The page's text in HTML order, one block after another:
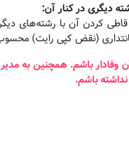
دیگری در کنار آن:
کردن آن با رشته‌های
(نقض کپی رایت)
آن وفادار باشم. همچنین
باشم.